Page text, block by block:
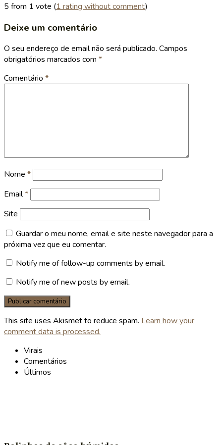
5 from 1 vote (1 rating without comment)
Deixe um comentário
O seu endereço de email não será publicado. Campos
obrigatórios marcados com *
Comentário *
Nome *
Email*
Site
Guardar o meu nome, email e site neste navegador para a
próxima vez que eu comentar.
Notify me of follow-up comments by email.
Notify me of new posts by email.
This site uses Akismet to reduce spam. Learn how your
comment data is processed.
Virais
Comentários
Últimos